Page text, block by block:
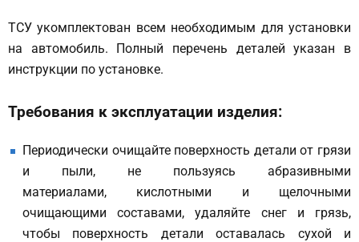
ТСУ укомплектован всем необходимым для установки
на автомобиль. Полный перечень деталей указан в
инструкции по установке.
Требования к эксплуатации изделия:
Периодически очищайте поверхность детали от грязи
и пыли, не пользуясь абразивными
материалами, кислотными и щелочными
очищающими составами, удаляйте снег и грязь,
чтобы поверхность детали оставалась сухой и